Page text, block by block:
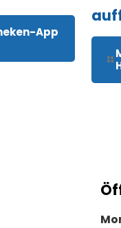
App